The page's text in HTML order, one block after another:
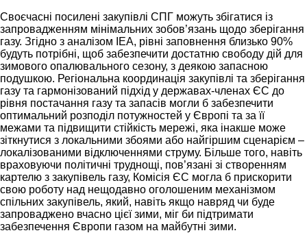
Своєчасні посилені закупівлі СПГ можуть збігатися із
запровадженням мінімальних зобов’язань щодо зберігання
газу. Згідно з аналізом IEA, рівні заповнення близько 90%
будуть потрібні, щоб забезпечити достатню свободу дій для
зимового опалювального сезону, з деякою запасною
подушкою. Регіональна координація закупівлі та зберігання
газу та гармонізований підхід у державах-членах ЄС до
рівня постачання газу та запасів могли б забезпечити
оптимальний розподіл потужностей у Європі та за її
межами та підвищити стійкість мережі, яка інакше може
зіткнутися з локальними збоями або найгіршим сценарієм –
локалізованими відключеннями струму. Більше того, навіть
враховуючи політичні труднощі, пов’язані зі створенням
картелю з закупівель газу, Комісія ЄС могла б прискорити
свою роботу над нещодавно оголошеним механізмом
спільних закупівель, який, навіть якщо навряд чи буде
запроваджено вчасно цієї зими, міг би підтримати
забезпечення Європи газом на майбутні зими.